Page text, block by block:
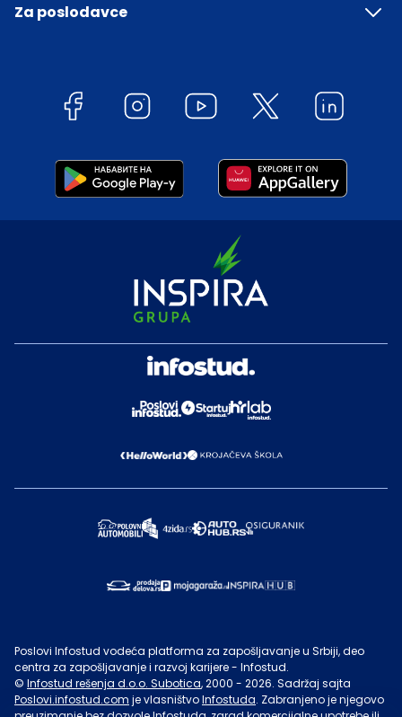
Za poslodavce
Poslovi Infostud vodeća platforma za zapošljavanje u Srbiji, deo
centra za zapošljavanje i razvoj karijere - Infostud.
© Infostud rešenja d.o.o. Subotica, 2000 - 2026. Sadržaj sajta
Poslovi.infostud.com je vlasništvoInfostuda. Zabranjeno je njegovo